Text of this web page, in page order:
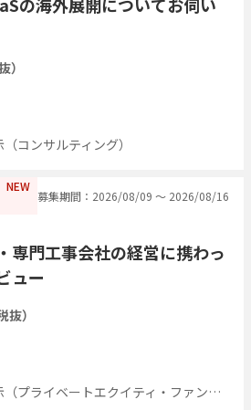
）
コンサルティング）
NEW
募集期間：2026/08/09 〜 2026/08/16
専門工事会社の経営に携わっ
ュー
）
マッチング後に社名開示（プライベートエクイティ・ファンド）